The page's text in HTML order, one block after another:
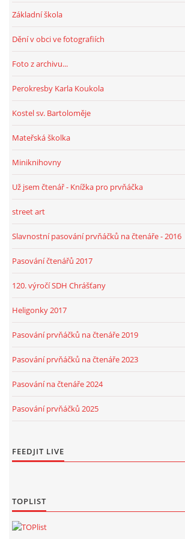
Základní škola
Dění v obci ve fotografiích
Foto z archivu...
Perokresby Karla Koukola
Kostel sv. Bartoloměje
Mateřská školka
Miniknihovny
Už jsem čtenář - Knížka pro prvňáčka
street art
Slavnostní pasování prvňáčků na čtenáře - 2016
Pasování čtenářů 2017
120. výročí SDH Chrášťany
Heligonky 2017
Pasování prvňáčků na čtenáře 2019
Pasování prvňáčků na čtenáře 2023
Pasování na čtenáře 2024
Pasování prvňáčků 2025
FEEDJIT LIVE
TOPLIST